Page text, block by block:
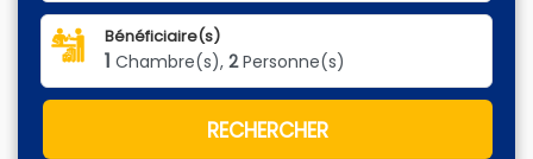
Bénéficiaire(s)
1 Chambre(s), 2Personne(s)
RECHERCHER